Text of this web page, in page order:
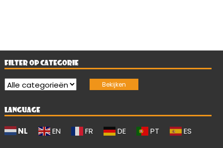
FILTER OP CATEGORIE
LANGUAGE
NL EN FR DE PT ES